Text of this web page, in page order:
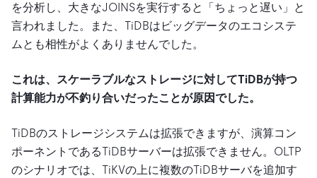
を分析し、大きなJOINSを実行すると「ちょっと遅い」と
言われました。また、TiDBはビッグデータのエコシステ
ムとも相性がよくありませんでした。
これは、スケーラブルなストレージに対してTiDBが持つ
計算能力が不釣り合いだったことが原因でした。
TiDBのストレージシステムは拡張できますが、演算コン
ポーネントであるTiDBサーバーは拡張できません。OLTP
のシナリオでは、TiKVの上に複数のTiDBサーバを追加す